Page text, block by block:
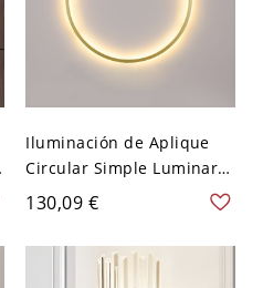
Iluminación de Aplique
Circular Simple Luminaria
de Pared LED de Metal
para Habitación - 110 A
120 V Dorado 30,48 cm
130,09 €